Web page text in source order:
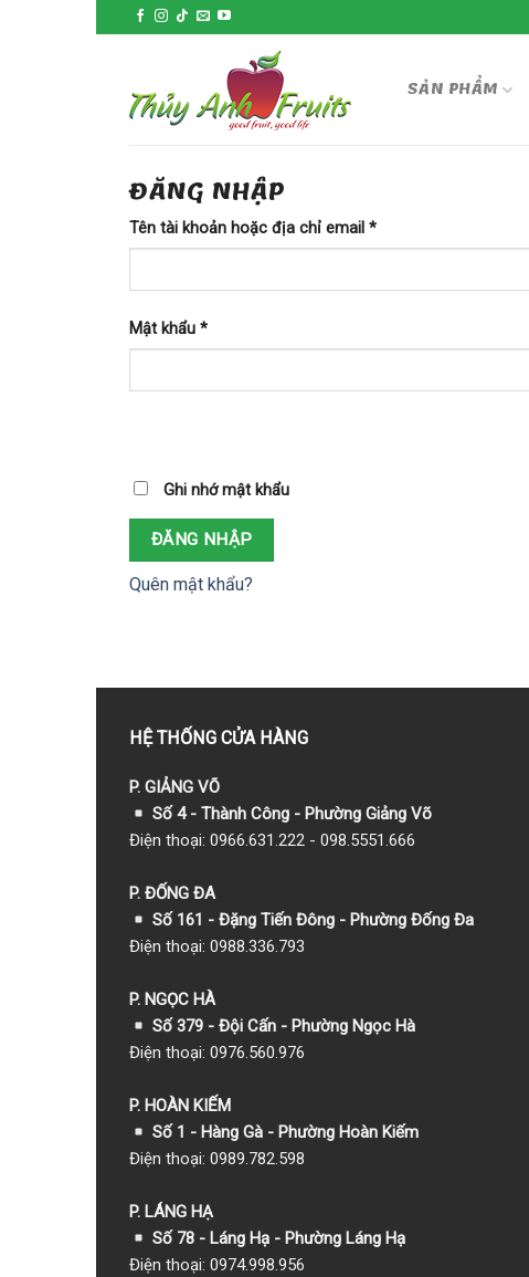
to
SẢN PHẨM
ĐĂNG NHẬP
Tên tài khoản hoặc địa chỉ email *
Mật khẩu *
Ghi nhớ mật khẩu
ĐĂNG NHẬP
Quên mật khẩu?
HỆ THỐNG CỬA HÀNG
P. GIẢNG VÕ
Số 4 - Thành Công - Phường Giảng Võ
Điện thoại: 0966.631.222 - 098.5551.666
P. ĐỐNG ĐA
Số 161 - Đặng Tiến Đông - Phường Đống Đa
Điện thoại: 0988.336.793
P. NGỌC HÀ
Số 379 - Đội Cấn - Phường Ngọc Hà
Điện thoại: 0976.560.976
P. HOÀN KIẾM
Số 1 - Hàng Gà - Phường Hoàn Kiếm
Điện thoại: 0989.782.598
P. LÁNG HẠ
Số 78 - Láng Hạ - Phường Láng Hạ
Điện thoại: 0974.998.956